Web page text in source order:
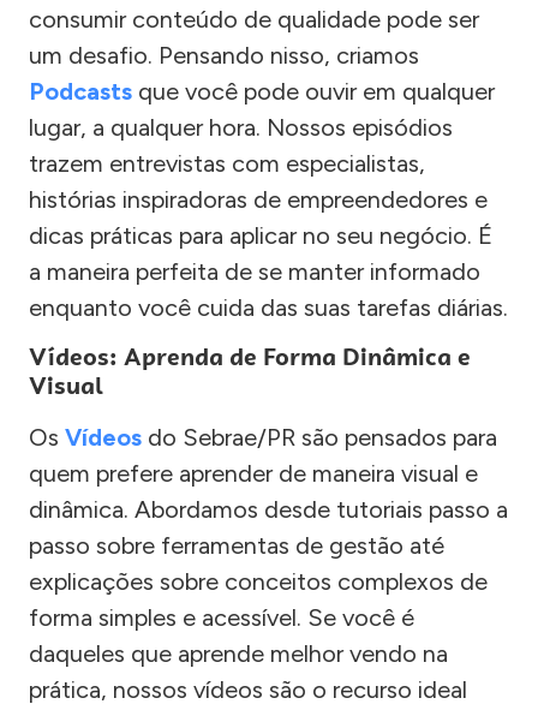
consumir conteúdo de qualidade pode ser
um desafio. Pensando nisso, criamos
Podcasts que você pode ouvir em qualquer
lugar, a qualquer hora. Nossos episódios
trazem entrevistas com especialistas,
histórias inspiradoras de empreendedores e
dicas práticas para aplicar no seu negócio. É
a maneira perfeita de se manter informado
enquanto você cuida das suas tarefas diárias.
Vídeos: Aprenda de Forma Dinâmica e
Visual
Os Vídeos do Sebrae/PR são pensados para
quem prefere aprender de maneira visual e
dinâmica. Abordamos desde tutoriais passo a
passo sobre ferramentas de gestão até
explicações sobre conceitos complexos de
forma simples e acessível. Se você é
daqueles que aprende melhor vendo na
prática, nossos vídeos são o recurso ideal